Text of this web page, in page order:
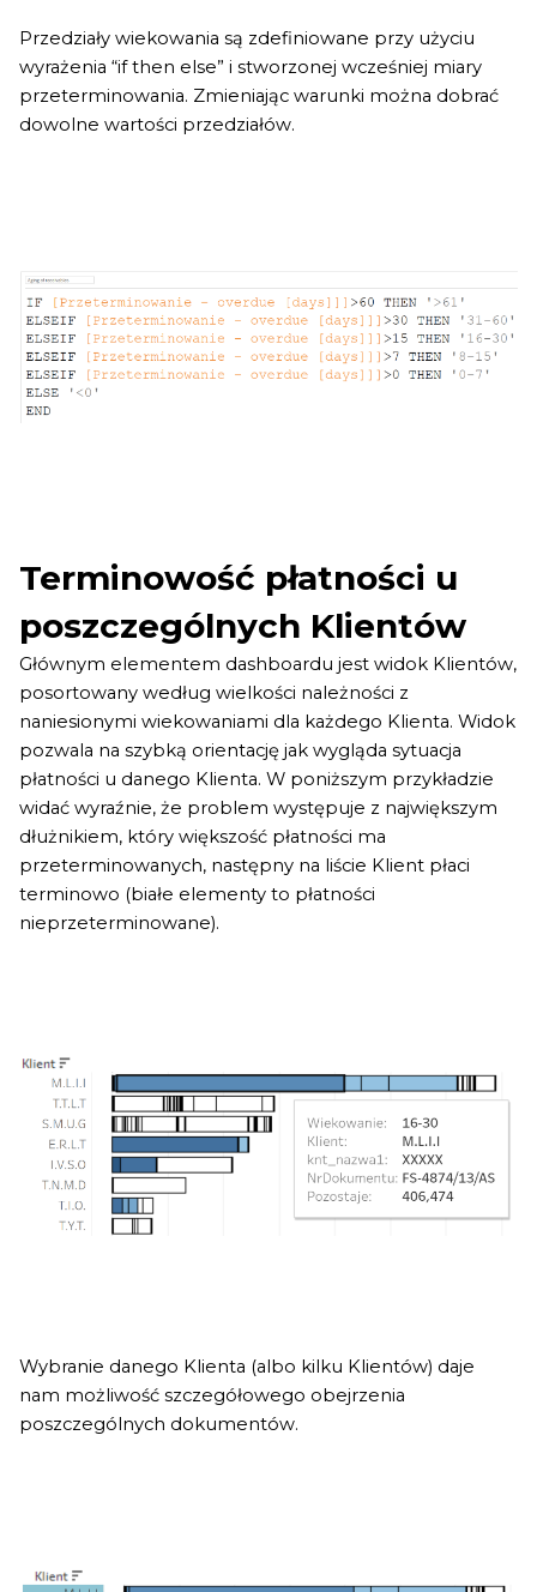
Przedziały wiekowania są zdefiniowane przy użyciu
wyrażenia “if then else” i stworzonej wcześniej miary
przeterminowania. Zmieniając warunki można dobrać
dowolne wartości przedziałów.
Terminowość płatności u
poszczególnych Klientów
Głównym elementem dashboardu jest widok Klientów,
posortowany według wielkości należności z
naniesionymi wiekowaniami dla każdego Klienta. Widok
pozwala na szybką orientację jak wygląda sytuacja
płatności u danego Klienta. W poniższym przykładzie
widać wyraźnie, że problem występuje z największym
dłużnikiem, który większość płatności ma
przeterminowanych, następny na liście Klient płaci
terminowo (białe elementy to płatności
nieprzeterminowane).
Wybranie danego Klienta (albo kilku Klientów) daje
nam możliwość szczegółowego obejrzenia
poszczególnych dokumentów.